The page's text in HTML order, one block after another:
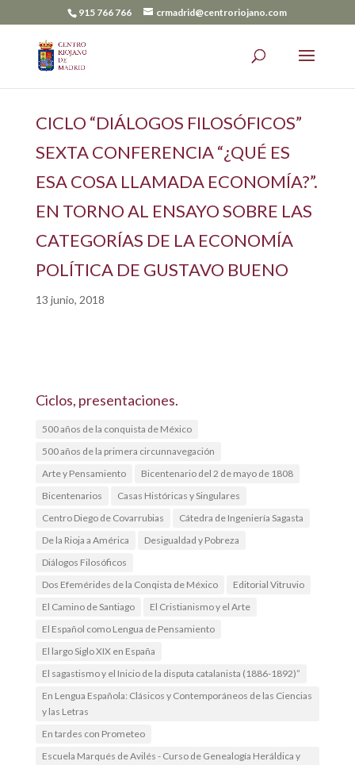
915 766 766 crmadrid@centroriojano.com
CICLO “DIÁLOGOS FILOSÓFICOS”
SEXTA CONFERENCIA “¿QUÉ ES
ESA COSA LLAMADA ECONOMÍA?”.
EN TORNO AL ENSAYO SOBRE LAS
CATEGORÍAS DE LA ECONOMÍA
POLÍTICA DE GUSTAVO BUENO
13 junio, 2018
Ciclos, presentaciones.
500 años de la conquista de México
500 años de la primera circunnavegación
Arte y Pensamiento
Bicentenario del 2 de mayo de 1808
Bicentenarios
Casas Históricas y Singulares
Centro Diego de Covarrubias
Cátedra de Ingeniería Sagasta
De la Rioja a América
Desigualdad y Pobreza
Diálogos Filosóficos
Dos Efemérides de la Conqista de México
Editorial Vitruvio
El Camino de Santiago
El Cristianismo y el Arte
El Español como Lengua de Pensamiento
El largo Siglo XIX en España
El sagastismo y el Inicio de la disputa catalanista (1886-1892)”
En Lengua Española: Clásicos y Contemporáneos de las Ciencias
y las Letras
En tardes con Prometeo
Escuela Marqués de Avilés - Curso de Genealogía Heráldica y